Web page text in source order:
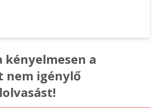
kényelmesen a
nem igénylő